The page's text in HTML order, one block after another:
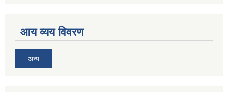
आय व्यय विवरण
अन्य